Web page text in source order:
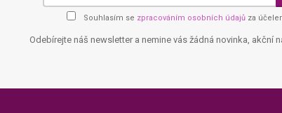
Souhlasím se zpracováním osobních údajů za
Odebírejte náš newsletter a nemine vás žádná novinka, akční